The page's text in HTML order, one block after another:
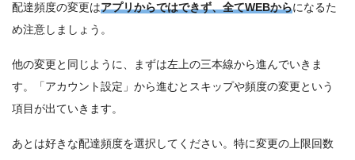
配達頻度の変更はアプリからではできず、全てWEBからになるた
め注意しましょう。
他の変更と同じように、まずは左上の三本線から進んでいきま
す。「アカウント設定」から進むとスキップや頻度の変更という
項目が出ていきます。
あとは好きな配達頻度を選択してください。特に変更の上限回数